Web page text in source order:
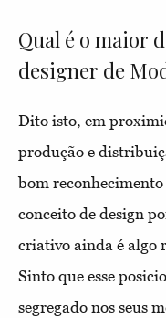
Qual é o maior
designer de
Dito isto, em
produção e
bom
conceito de design
criativo ainda é algo
Sinto que esse
segregado nos seus